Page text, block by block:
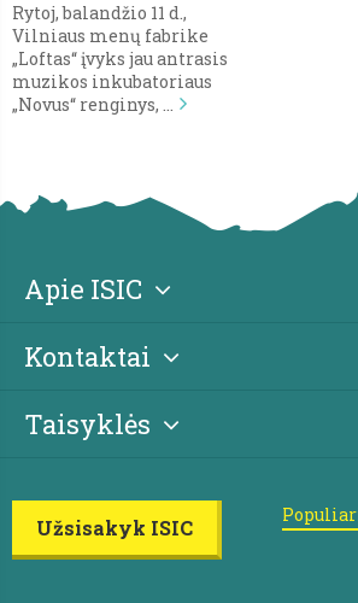
Rytoj, balandžio 11 d.,
Vilniaus menų fabrike
„Loftas“ įvyks jau antrasis
muzikos inkubatoriaus
„Novus“ renginys, …
Apie ISIC
Kontaktai
Taisyklės
Užsisakyk ISIC